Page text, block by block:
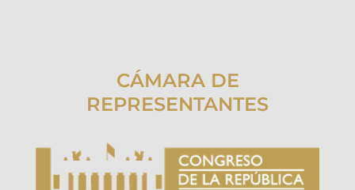
CÁMARA DE
REPRESENTANTES